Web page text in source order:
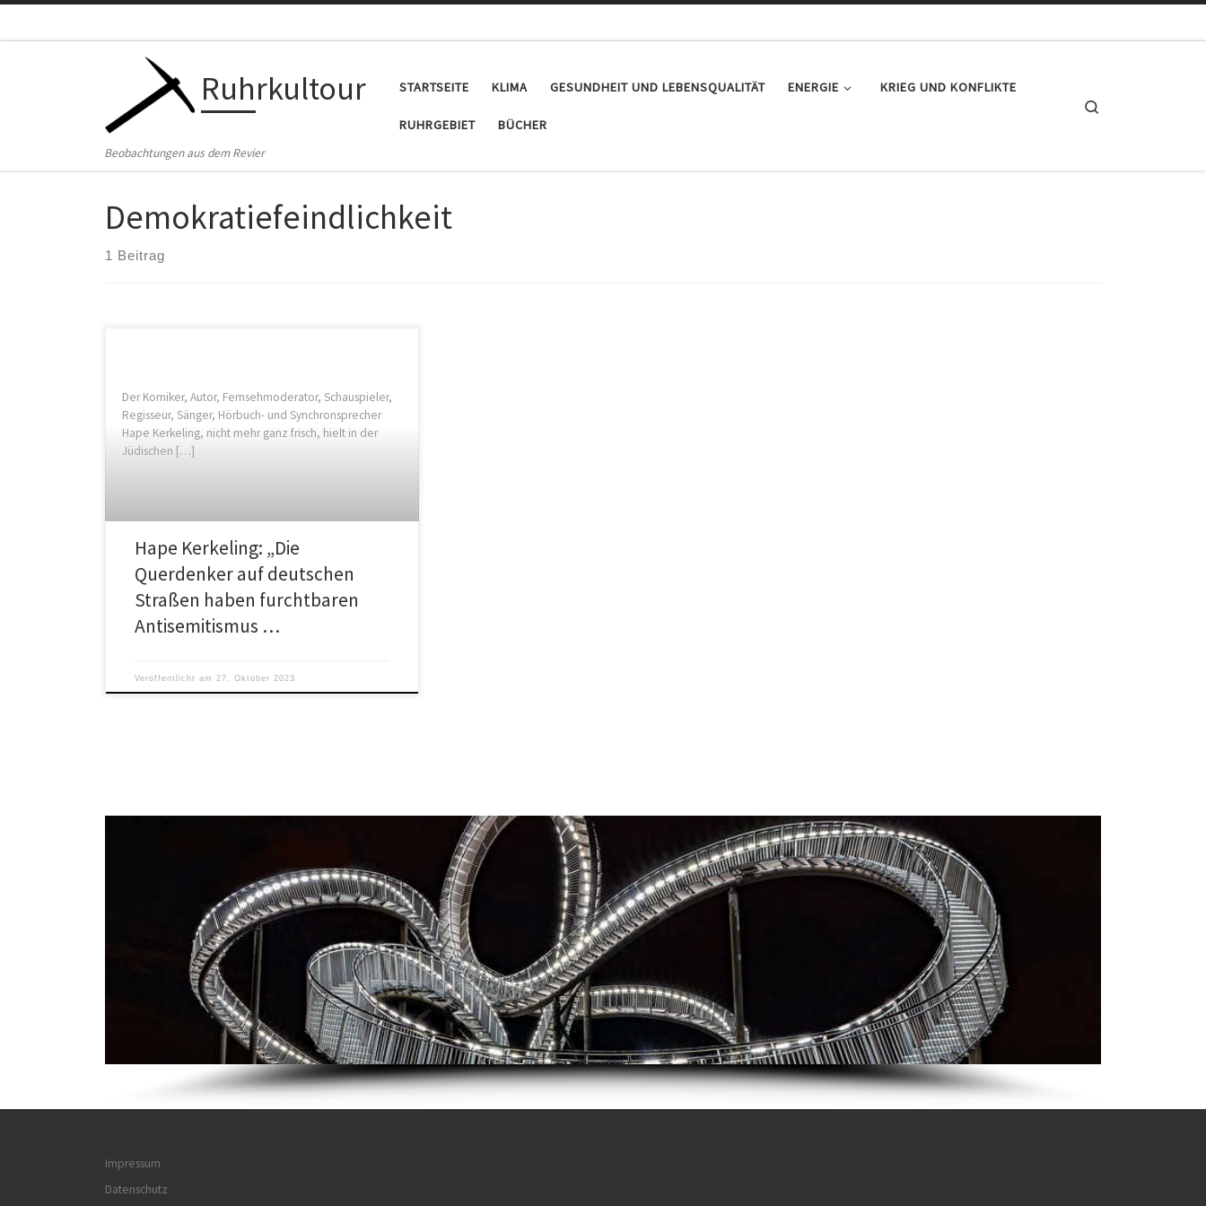
Ruhrkultour
Beobachtungen aus dem Revier
STARTSEITE KLIMA GESUNDHEIT UND LEBENSQUALITÄT ENERGIE KRIEG UND KONFLIKTE
RUHRGEBIET BÜCHER
Demokratiefeindlichkeit
1 Beitrag
Der Komiker, Autor, Fernsehmoderator, Schauspieler,
Regisseur, Sänger, Hörbuch- und Synchronsprecher
Hape Kerkeling, nicht mehr ganz frisch, hielt in der
Jüdischen […]
Hape Kerkeling: „Die
Querdenker auf deutschen
Straßen haben furchtbaren
Antisemitismus …
Veröffentlicht am27. Oktober 2023
Impressum
Datenschutz